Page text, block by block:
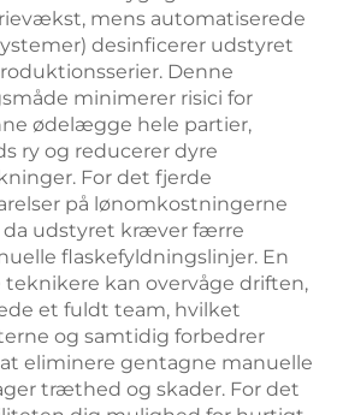
mens automatiserede
desinficerer udstyret
Denne
minimerer risici for
ødelægge hele partier,
ry og reducerer dyre
For det fjerde
på lønomkostningerne
udstyret kræver færre
flaskefyldningslinjer. En
kan overvåge driften,
et fuldt team, hvilket
og samtidig forbedrer
eliminere gentagne manuelle
træthed og skader. For det